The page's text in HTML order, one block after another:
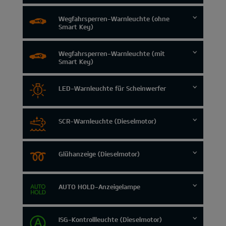
Wegfahrsperren-Warnleuchte (ohne
Smart Key)
Wegfahrsperren-Warnleuchte (mit
Smart Key)
LED-Warnleuchte für Scheinwerfer
SCR-Warnleuchte (Dieselmotor)
Glühanzeige (Dieselmotor)
AUTO HOLD-Anzeigelampe
ISG-Kontrollleuchte (Dieselmotor)